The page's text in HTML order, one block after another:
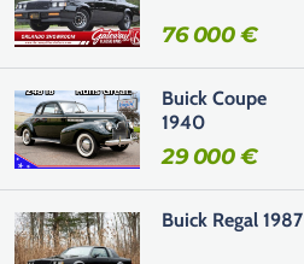
76 000€
Buick Coupe
1940
29 000€
Buick Regal 1987